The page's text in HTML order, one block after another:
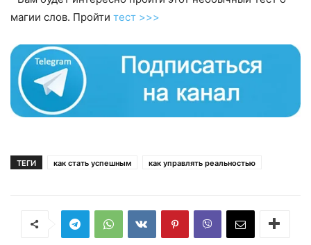
магии слов. Пройти тест >>>
ТЕГИ как стать успешным как управлять реальностью